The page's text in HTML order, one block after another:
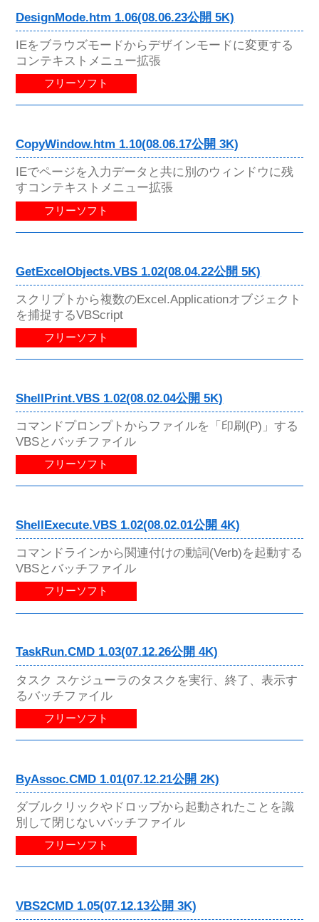
DesignMode.htm 1.06(08.06.23公開 5K)
IEをブラウズモードからデザインモードに変更する
コンテキストメニュー拡張
フリーソフト
CopyWindow.htm 1.10(08.06.17公開 3K)
IEでページを入力データと共に別のウィンドウに残
すコンテキストメニュー拡張
フリーソフト
GetExcelObjects.VBS 1.02(08.04.22公開 5K)
スクリプトから複数のExcel.Applicationオブジェクト
を捕捉するVBScript
フリーソフト
ShellPrint.VBS 1.02(08.02.04公開 5K)
コマンドプロンプトからファイルを「印刷(P)」する
VBSとバッチファイル
フリーソフト
ShellExecute.VBS 1.02(08.02.01公開 4K)
コマンドラインから関連付けの動詞(Verb)を起動する
VBSとバッチファイル
フリーソフト
TaskRun.CMD 1.03(07.12.26公開 4K)
タスク スケジューラのタスクを実行、終了、表示す
るバッチファイル
フリーソフト
ByAssoc.CMD 1.01(07.12.21公開 2K)
ダブルクリックやドロップから起動されたことを識
別して閉じないバッチファイル
フリーソフト
VBS2CMD 1.05(07.12.13公開 3K)